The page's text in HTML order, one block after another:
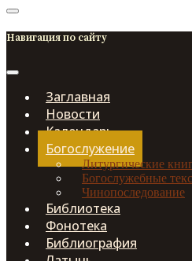
Навигация по сайту
Заглавная
Новости
Календарь
Богослужение
Литургические
Богослужебные
Чинопоследование
Библиотека
Фонотека
Библиография